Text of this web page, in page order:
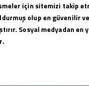
için sitemizi takip
olup en güvenilir
Sosyal medyadan en